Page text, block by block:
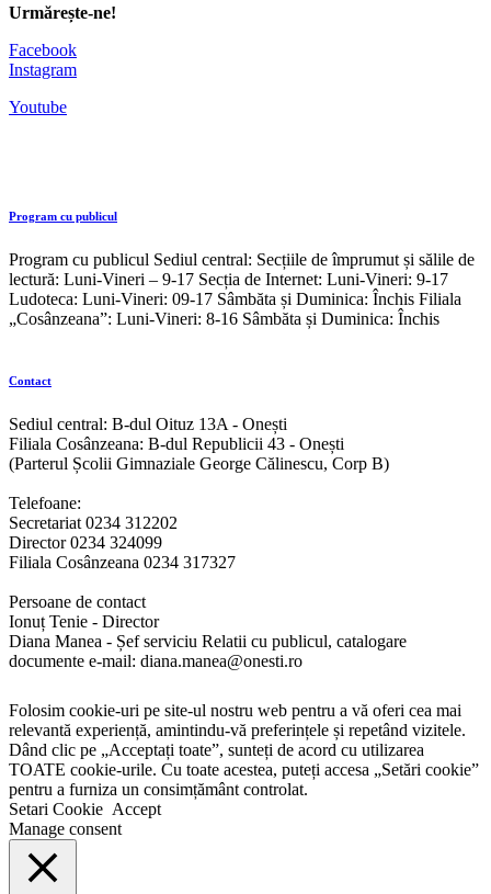
Urmărește-ne!
Facebook
Instagram
Youtube
Program cu publicul
Program cu publicul Sediul central: Secțiile de împrumut și sălile de
lectură: Luni-Vineri – 9-17 Secția de Internet: Luni-Vineri: 9-17
Ludoteca: Luni-Vineri: 09-17 Sâmbăta și Duminica: Închis Filiala
„Cosânzeana”: Luni-Vineri: 8-16 Sâmbăta și Duminica: Închis
Contact
Sediul central: B-dul Oituz 13A - Onești
Filiala Cosânzeana: B-dul Republicii 43 - Onești
(Parterul Școlii Gimnaziale George Călinescu, Corp B)
Telefoane:
Secretariat 0234 312202
Director 0234 324099
Filiala Cosânzeana 0234 317327
Persoane de contact
Ionuț Tenie - Director
Diana Manea - Șef serviciu Relatii cu publicul, catalogare
documente e-mail: diana.manea@onesti.ro
Folosim cookie-uri pe site-ul nostru web pentru a vă oferi cea mai
relevantă experiență, amintindu-vă preferințele și repetând vizitele.
Dând clic pe „Acceptați toate”, sunteți de acord cu utilizarea
TOATE cookie-urile. Cu toate acestea, puteți accesa „Setări cookie”
pentru a furniza un consimțământ controlat.
Setari Cookie Accept
Manage consent